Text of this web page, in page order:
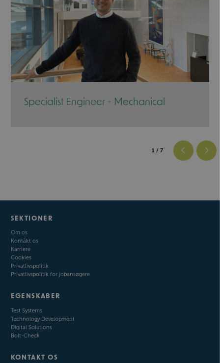
Specialist Engineer - Mechanical
1 / 7
SEKTIONER
Om os
Kontakt os
Karriere
Cookies
Privatlivspolitik
Privatlivspolitik for jobansøgere
EGENSKABER
Test Systems
Technology Development
Digital Solutions
Bolt-Check
KONTAKT OS